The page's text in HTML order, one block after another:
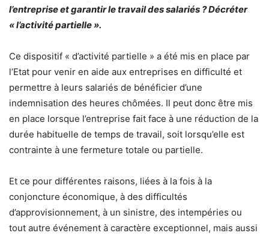
l’entreprise et garantir le travail des salariés ? Décréter
« l’activité partielle ».
Ce dispositif « d’activité partielle » a été mis en place par
l’Etat pour venir en aide aux entreprises en difficulté et
permettre à leurs salariés de bénéficier d’une
indemnisation des heures chômées. Il peut donc être mis
en place lorsque l’entreprise fait face à une réduction de la
durée habituelle de temps de travail, soit lorsqu’elle est
contrainte à une fermeture totale ou partielle.
Et ce pour différentes raisons, liées à la fois à la
conjoncture économique, à des difficultés
d’approvisionnement, à un sinistre, des intempéries ou
tout autre événement à caractère exceptionnel, mais aussi